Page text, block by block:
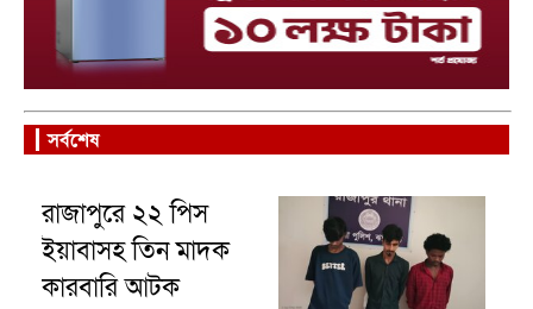
সর্বশেষ
রাজাপুরে ২২ পিস
ইয়াবাসহ তিন মাদক
কারবারি আটক